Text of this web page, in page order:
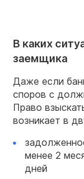
В каких
заемщика
Даже если
споров с
Право
возникает в
менее 2
дней